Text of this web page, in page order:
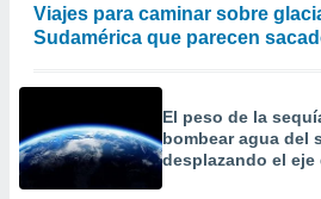
de
un
datos
Viajes para caminar sobre
Sudamérica que parecen
El peso de la
bombear agua del
desplazando el